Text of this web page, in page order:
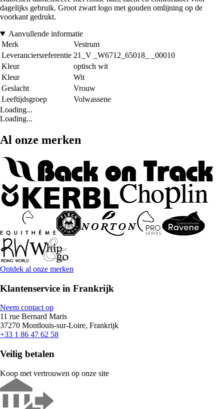
dagelijks gebruik. Groot zwart logo met gouden omlijning op de
voorkant gedrukt.
Aanvullende informatie
Merk
Vestrum
Leveranciersreferentie 21_V _W6712_65018_ _00010
Kleur
optisch wit
Kleur
Wit
Geslacht
Vrouw
Leeftijdsgroep
Volwassene
Loading...
Loading...
Al onze merken
Ontdek al onze merken
Klantenservice in Frankrijk
Neem contact op
11 rue Bernard Maris
37270 Montlouis-sur-Loire, Frankrijk
+33 1 86 47 62 58
Veilig betalen
Koop met vertrouwen op onze site